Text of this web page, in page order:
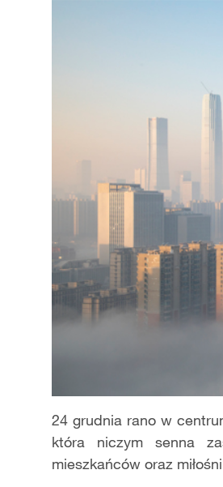
24 grudnia rano w
która niczym senna
mieszkańców oraz